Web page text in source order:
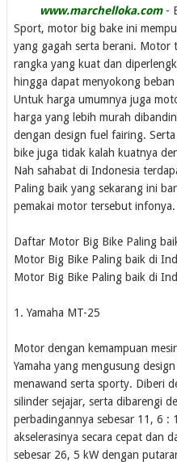
www.marchelloka.com-
Sport, motor big bake ini
yang gagah serta berani. Motor
rangka yang kuat dan
hingga dapat menyokong
Untuk harga umumnya juga
harga yang lebih murah
dengan design fuel fairing.
bike juga tidak kalah kuatnya
Nah sahabat di Indonesia
Paling baik yang sekarang ini
pemakai motor tersebut infonya.
Daftar Motor Big Bike Paling
Motor Big Bike Paling baik di
Motor Big Bike Paling baik di
1. Yamaha MT-25
Motor dengan kemampuan
Yamaha yang mengusung
menawand serta sporty. Diberi
silinder sejajar, serta dibarengi
perbadingannya sebesar 11, 6 :
akselerasinya secara cepat dan
sebesar 26, 5 kW dengan